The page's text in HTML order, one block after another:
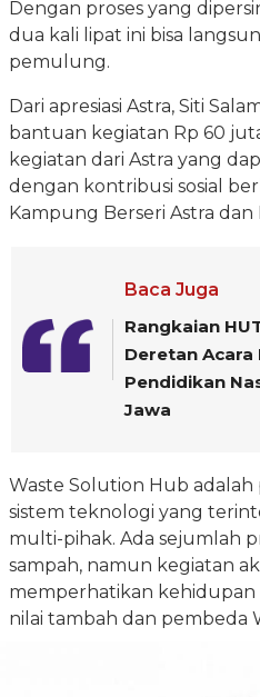
Dengan proses yang
dua kali lipat ini bisa
pemulung.
Dari apresiasi Astra, Siti
bantuan kegiatan Rp 60
kegiatan dari Astra yang
dengan kontribusi sosial
Kampung Berseri Astra dan
Baca Juga
Rangkaian
Deretan
Pendidikan
Jawa
Waste Solution Hub
sistem teknologi yang
multi-pihak. Ada sejumlah
sampah, namun kegiatan
memperhatikan
nilai tambah dan pembeda